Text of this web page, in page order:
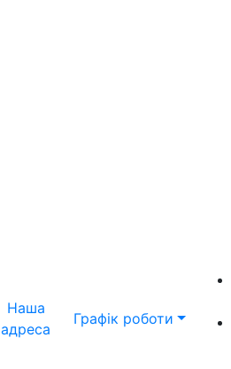
Наша
адреса
Графік роботи